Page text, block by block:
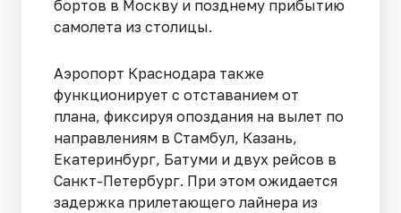
бортов в Москву и позднему прибытию
самолета из столицы.
Аэропорт Краснодара также
функционирует с отставанием от
плана, фиксируя опоздания на вылет по
направлениям в Стамбул, Казань,
Екатеринбург, Батуми и двух рейсов в
Санкт-Петербург. При этом ожидается
задержка прилетающего лайнера из